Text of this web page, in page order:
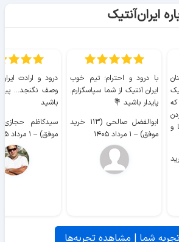
ایران‌آنتیک
و
(۱۸ خرید
با درود و احترام؛ تیم خوب
ایران آنتیک از شما سپاسگزارم.
پایدار باشید 💐
ابوالفضل صالحی (۱۱۳ خرید
موفق) – ۱ مرداد ۱۴۰۵
درود و ارادت
وصف نگنجد...
باشید
موفق) – ۱ مرداد ۱۴۰۵
شما | مشاهده تجربه‌ها